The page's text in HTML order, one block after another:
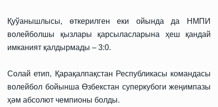
Қуўанышлысы, өткерилген еки ойында да НМПИ
волейболшы қызлары қарсыласларына ҳеш қандай
имканият қалдырмады – 3:0.
Солай етип, Қарақалпақстан Республикасы командасы
волейбол бойынша Өзбекстан суперкубоги жеңимпазы
ҳәм абсолют чемпионы болды.